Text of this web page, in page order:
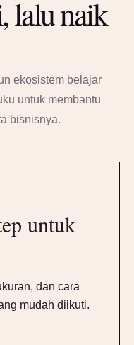
lalu naik
ekosistem belajar
untuk membantu
bisnisnya.
untuk
dan cara
mudah diikuti.